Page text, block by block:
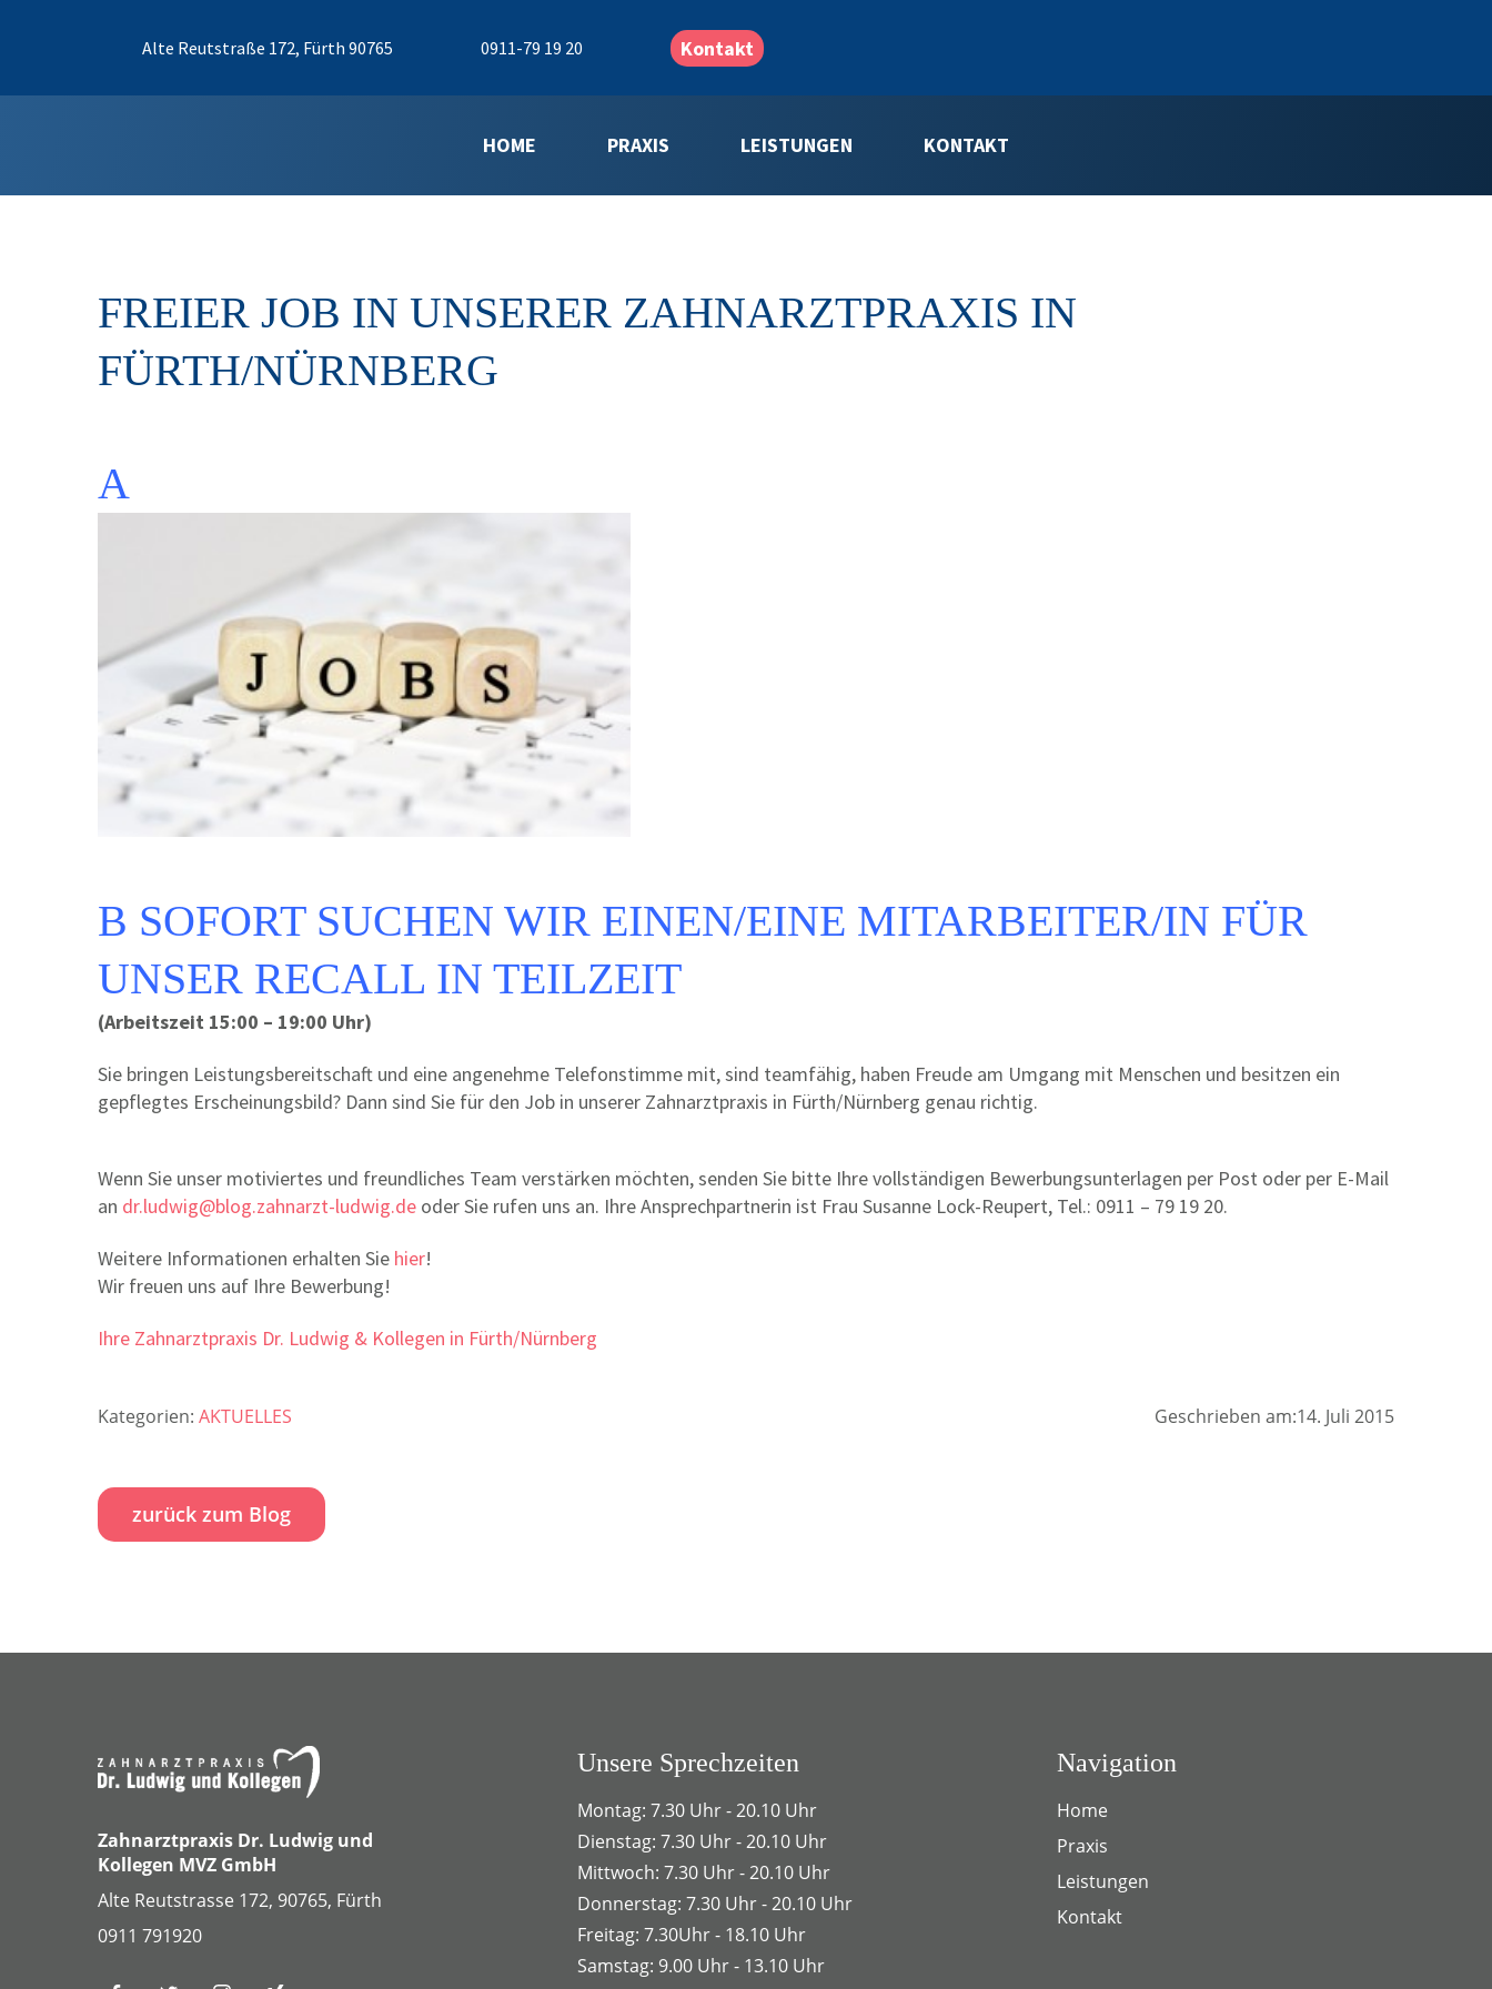
Alte Reutstraße 172, Fürth 90765 0911-79 19 20 Kontakt
HOME PRAXIS LEISTUNGEN KONTAKT
FREIER JOB IN UNSERER ZAHNARZTPRAXIS IN
FÜRTH/NÜRNBERG
A
B SOFORT SUCHEN WIR EINEN/EINE MITARBEITER/IN FÜR
UNSER RECALL IN TEILZEIT
(Arbeitszeit 15:00 – 19:00 Uhr)
Sie bringen Leistungsbereitschaft und eine angenehme Telefonstimme mit, sind teamfähig, haben Freude am Umgang mit Menschen und besitzen ein
gepflegtes Erscheinungsbild? Dann sind Sie für den Job in unserer Zahnarztpraxis in Fürth/Nürnberg genau richtig.
Wenn Sie unser motiviertes und freundliches Team verstärken möchten, senden Sie bitte Ihre vollständigen Bewerbungsunterlagen per Post oder per E-Mail
an dr.ludwig@blog.zahnarzt-ludwig.de oder Sie rufen uns an. Ihre Ansprechpartnerin ist Frau Susanne Lock-Reupert, Tel.: 0911 – 79 19 20.
Weitere Informationen erhalten Sie hier!
Wir freuen uns auf Ihre Bewerbung!
Ihre Zahnarztpraxis Dr. Ludwig & Kollegen in Fürth/Nürnberg
Kategorien: AKTUELLES Geschrieben am:14. Juli 2015
zurück zum Blog
Zahnarztpraxis Dr. Ludwig und
Kollegen MVZ GmbH
Alte Reutstrasse 172, 90765, Fürth
0911 791920
Unsere Sprechzeiten
Montag: 7.30 Uhr - 20.10 Uhr
Dienstag: 7.30 Uhr - 20.10 Uhr
Mittwoch: 7.30 Uhr - 20.10 Uhr
Donnerstag: 7.30 Uhr - 20.10 Uhr
Freitag: 7.30Uhr - 18.10 Uhr
Samstag: 9.00 Uhr - 13.10 Uhr
Navigation
Home
Praxis
Leistungen
Kontakt